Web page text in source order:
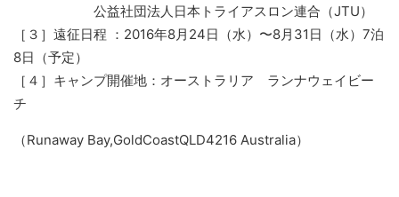
公益社団法人日本トライアスロン連合（JTU）
［３］遠征日程 ：2016年8月24日（水）〜8月31日（水）7泊
8日（予定）
［４］キャンプ開催地：オーストラリア ランナウェイビー
チ
（Runaway Bay,GoldCoastQLD4216 Australia）